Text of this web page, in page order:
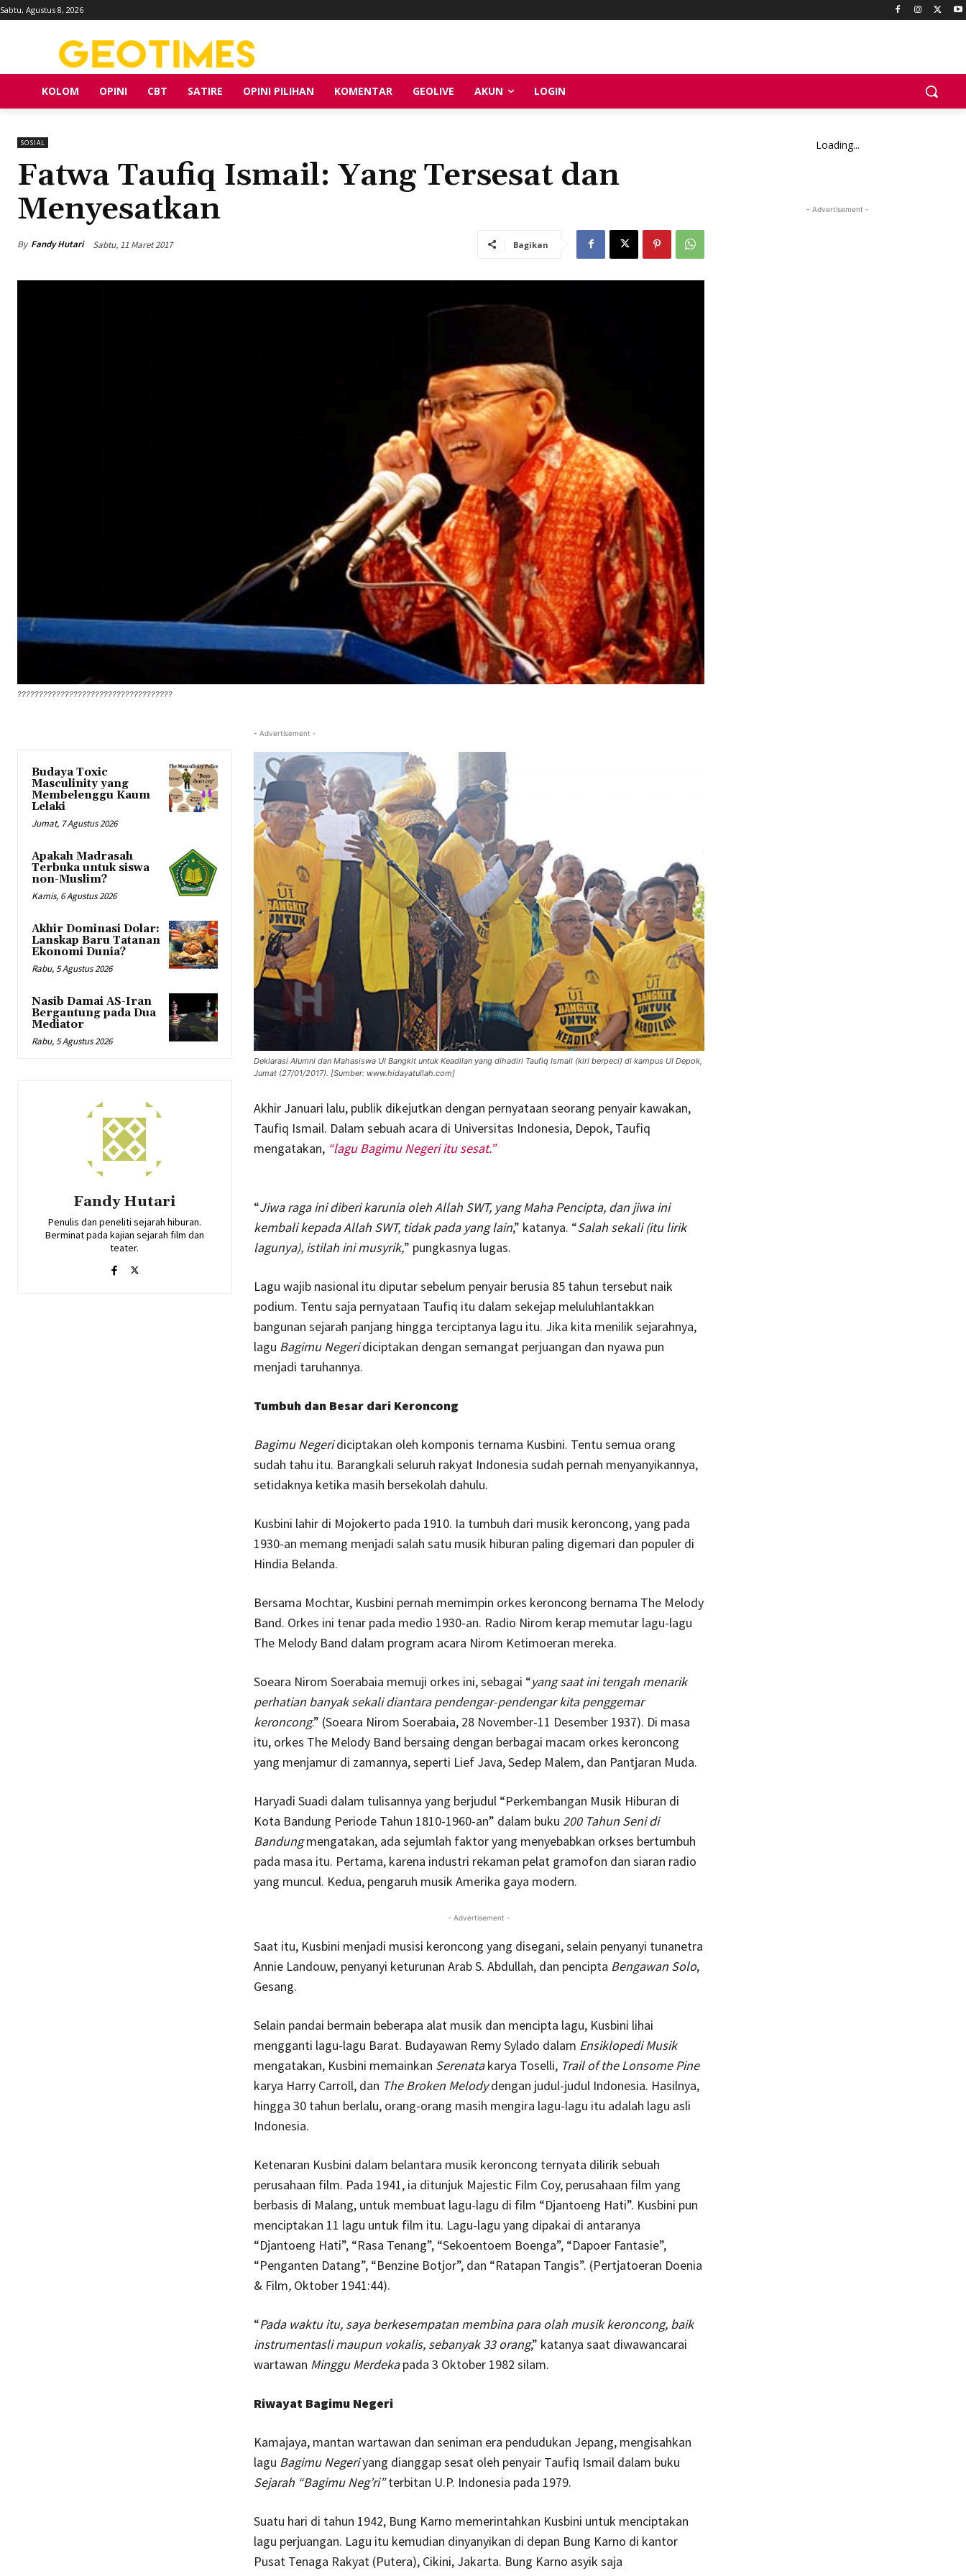
Sabtu, Agustus 8, 2026
KOLOM OPINI CBT SATIRE OPINI PILIHAN KOMENTAR GEOLIVE AKUN LOGIN
SOSIAL
Fatwa Taufiq Ismail: Yang Tersesat dan
Menyesatkan
By Fandy Hutari Sabtu, 11 Maret 2017 Bagikan
????????????????????????????????????
Budaya Toxic
Masculinity yang
Membelenggu Kaum
Lelaki
Jumat, 7 Agustus 2026
Apakah Madrasah
Terbuka untuk siswa
non-Muslim?
Kamis, 6 Agustus 2026
Akhir Dominasi Dolar:
Lanskap Baru Tatanan
Ekonomi Dunia?
Rabu, 5 Agustus 2026
Nasib Damai AS-Iran
Bergantung pada Dua
Mediator
Rabu, 5 Agustus 2026
Fandy Hutari
Penulis dan peneliti sejarah hiburan.
Berminat pada kajian sejarah film dan
teater.
- Advertisement -
Deklarasi Alumni dan Mahasiswa UI Bangkit untuk Keadilan yang dihadiri Taufiq Ismail (kiri berpeci) di kampus UI Depok,
Jumat (27/01/2017). [Sumber: www.hidayatullah.com]
Akhir Januari lalu, publik dikejutkan dengan pernyataan seorang penyair kawakan,
Taufiq Ismail. Dalam sebuah acara di Universitas Indonesia, Depok, Taufiq
mengatakan, “lagu Bagimu Negeri itu sesat.”
“Jiwa raga ini diberi karunia oleh Allah SWT, yang Maha Pencipta, dan jiwa ini
kembali kepada Allah SWT, tidak pada yang lain,” katanya. “Salah sekali (itu lirik
lagunya), istilah ini musyrik,” pungkasnya lugas.
Lagu wajib nasional itu diputar sebelum penyair berusia 85 tahun tersebut naik
podium. Tentu saja pernyataan Taufiq itu dalam sekejap meluluhlantakkan
bangunan sejarah panjang hingga terciptanya lagu itu. Jika kita menilik sejarahnya,
lagu Bagimu Negeridiciptakan dengan semangat perjuangan dan nyawa pun
menjadi taruhannya.
Tumbuh dan Besar dari Keroncong
Bagimu Negeridiciptakan oleh komponis ternama Kusbini. Tentu semua orang
sudah tahu itu. Barangkali seluruh rakyat Indonesia sudah pernah menyanyikannya,
setidaknya ketika masih bersekolah dahulu.
Kusbini lahir di Mojokerto pada 1910. Ia tumbuh dari musik keroncong, yang pada
1930-an memang menjadi salah satu musik hiburan paling digemari dan populer di
Hindia Belanda.
Bersama Mochtar, Kusbini pernah memimpin orkes keroncong bernama The Melody
Band. Orkes ini tenar pada medio 1930-an. Radio Nirom kerap memutar lagu-lagu
The Melody Band dalam program acara Nirom Ketimoeran mereka.
Soeara Nirom Soerabaia memuji orkes ini, sebagai “yang saat ini tengah menarik
perhatian banyak sekali diantara pendengar-pendengar kita penggemar
keroncong.” (Soeara Nirom Soerabaia, 28 November-11 Desember 1937). Di masa
itu, orkes The Melody Band bersaing dengan berbagai macam orkes keroncong
yang menjamur di zamannya, seperti Lief Java, Sedep Malem, dan Pantjaran Muda.
Haryadi Suadi dalam tulisannya yang berjudul “Perkembangan Musik Hiburan di
Kota Bandung Periode Tahun 1810-1960-an” dalam buku 200 Tahun Seni di
Bandungmengatakan, ada sejumlah faktor yang menyebabkan orkses bertumbuh
pada masa itu. Pertama, karena industri rekaman pelat gramofon dan siaran radio
yang muncul. Kedua, pengaruh musik Amerika gaya modern.
- Advertisement -
Saat itu, Kusbini menjadi musisi keroncong yang disegani, selain penyanyi tunanetra
Annie Landouw, penyanyi keturunan Arab S. Abdullah, dan pencipta Bengawan Solo,
Gesang.
Selain pandai bermain beberapa alat musik dan mencipta lagu, Kusbini lihai
mengganti lagu-lagu Barat. Budayawan Remy Sylado dalam Ensiklopedi Musik
mengatakan, Kusbini memainkan Serenatakarya Toselli, Trail of the Lonsome Pine
karya Harry Carroll, dan The Broken Melodydengan judul-judul Indonesia. Hasilnya,
hingga 30 tahun berlalu, orang-orang masih mengira lagu-lagu itu adalah lagu asli
Indonesia.
Ketenaran Kusbini dalam belantara musik keroncong ternyata dilirik sebuah
perusahaan film. Pada 1941, ia ditunjuk Majestic Film Coy, perusahaan film yang
berbasis di Malang, untuk membuat lagu-lagu di film “Djantoeng Hati”. Kusbini pun
menciptakan 11 lagu untuk film itu. Lagu-lagu yang dipakai di antaranya
“Djantoeng Hati”, “Rasa Tenang”, “Sekoentoem Boenga”, “Dapoer Fantasie”,
“Penganten Datang”, “Benzine Botjor”, dan “Ratapan Tangis”. (Pertjatoeran Doenia
& Film, Oktober 1941:44).
“Pada waktu itu, saya berkesempatan membina para olah musik keroncong, baik
instrumentasli maupun vokalis, sebanyak 33 orang,” katanya saat diwawancarai
wartawan Minggu Merdekapada 3 Oktober 1982 silam.
Riwayat Bagimu Negeri
Kamajaya, mantan wartawan dan seniman era pendudukan Jepang, mengisahkan
lagu Bagimu Negeriyang dianggap sesat oleh penyair Taufiq Ismail dalam buku
Sejarah “Bagimu Neg’ri”terbitan U.P. Indonesia pada 1979.
Suatu hari di tahun 1942, Bung Karno memerintahkan Kusbini untuk menciptakan
lagu perjuangan. Lagu itu kemudian dinyanyikan di depan Bung Karno di kantor
Pusat Tenaga Rakyat (Putera), Cikini, Jakarta. Bung Karno asyik saja
Loading...
- Advertisement -